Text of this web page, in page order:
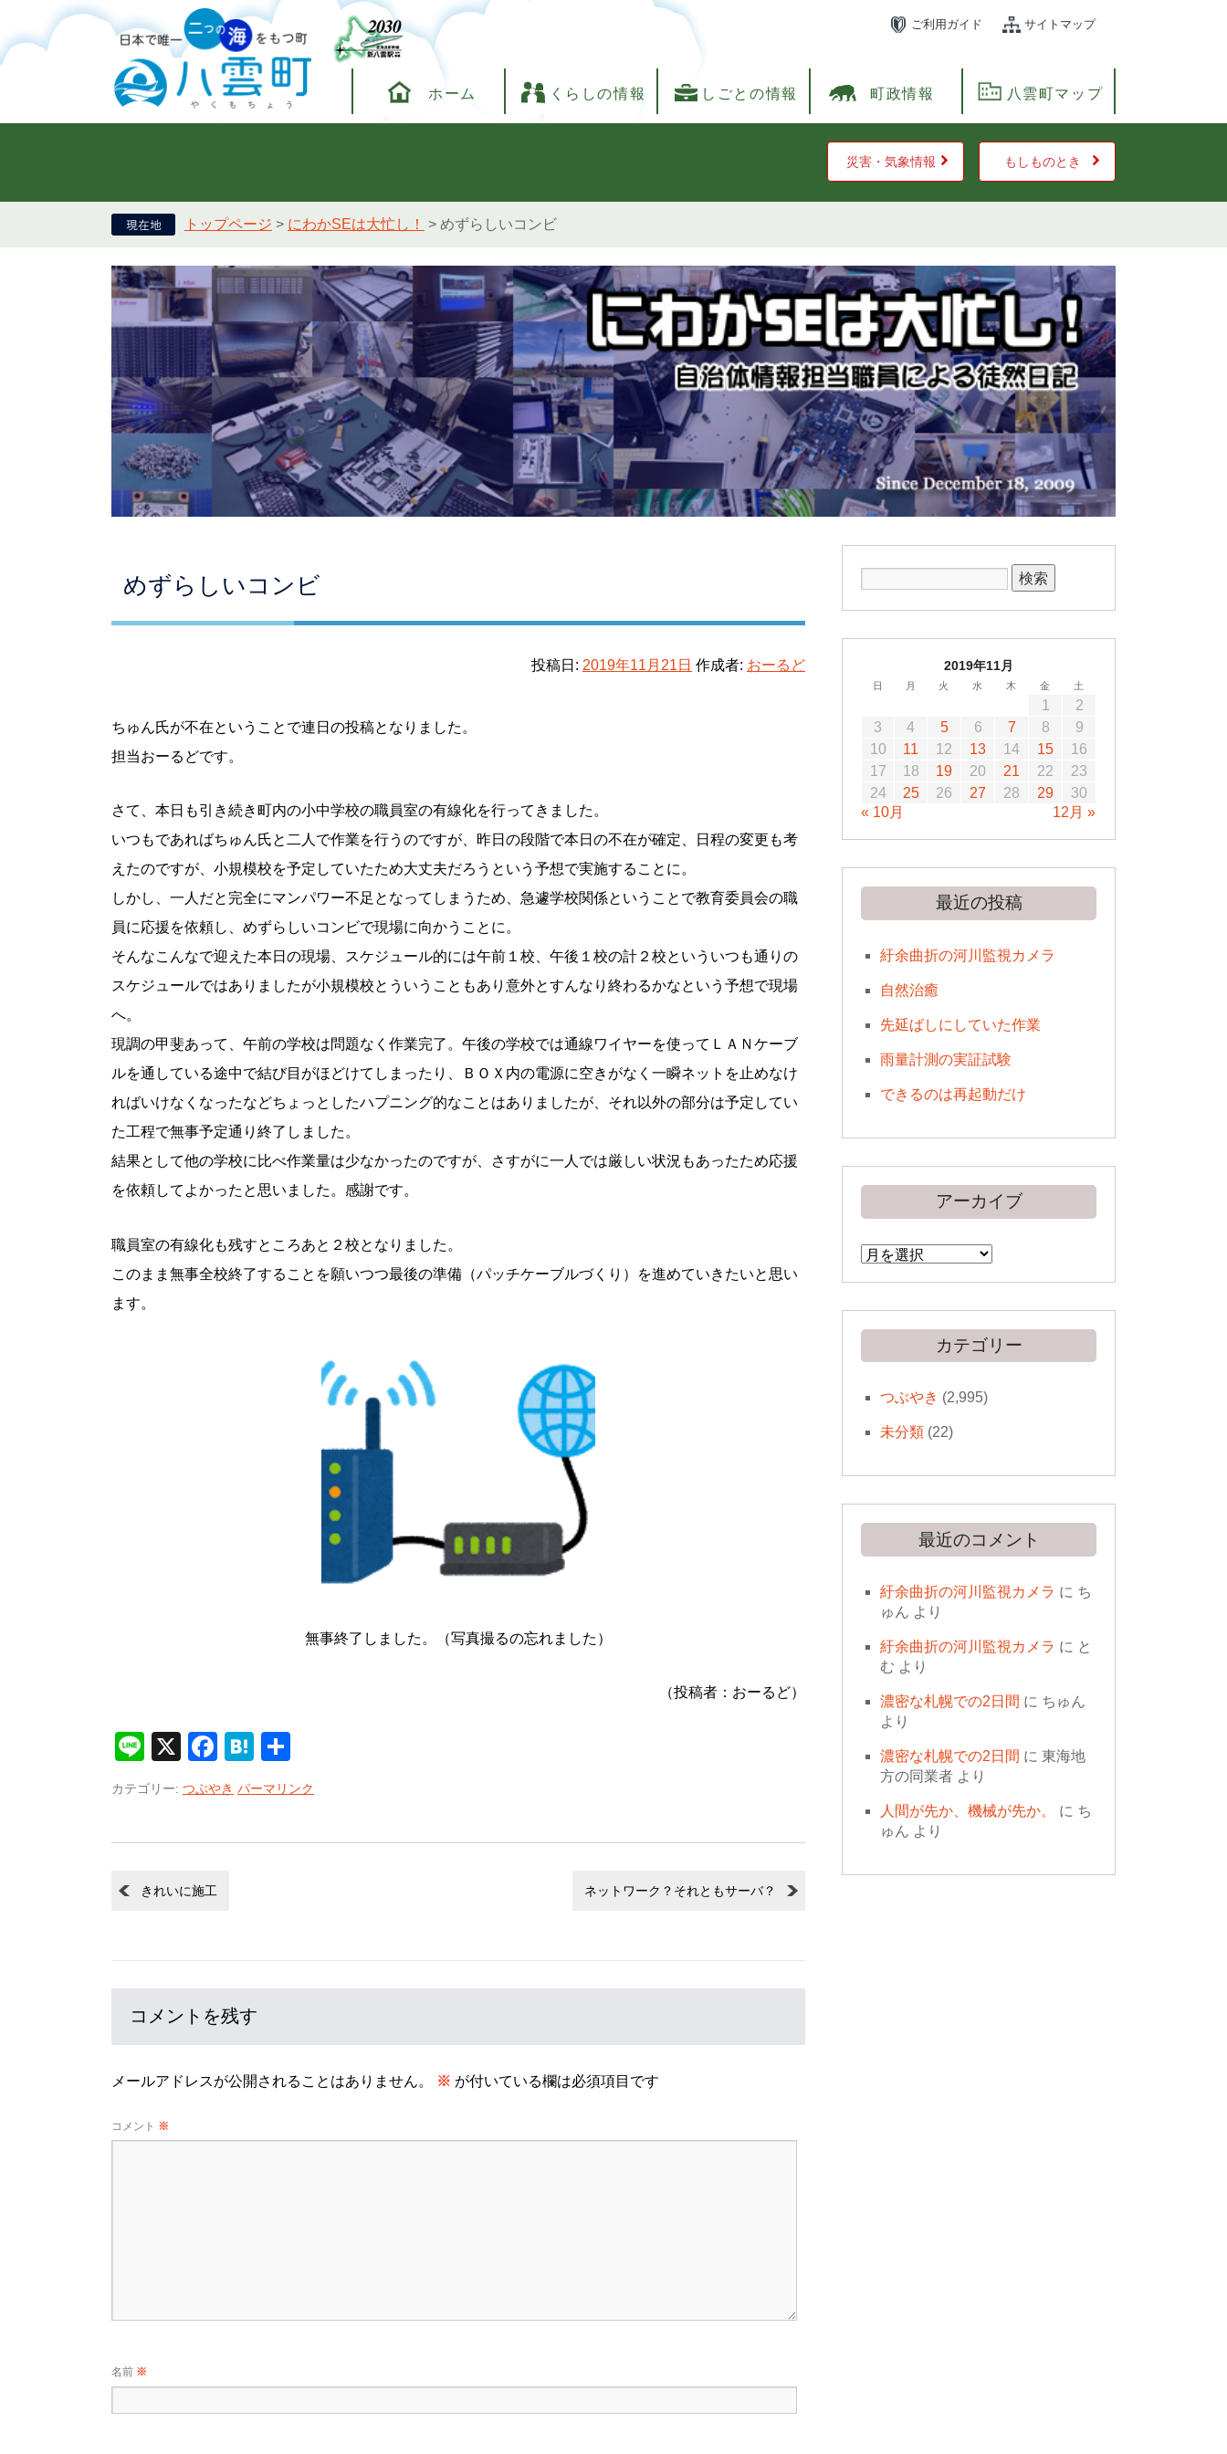
ご利用ガイド サイトマップ
ホーム くらしの情報 しごとの情報 町政情報 八雲町マップ
災害・気象情報 もしものとき
トップページ > にわかSEは大忙し！ > めずらしいコンビ
めずらしいコンビ
投稿日: 2019年11月21日 作成者: おーるど
ちゅん氏が不在ということで連日の投稿となりました。
担当おーるどです。
さて、本日も引き続き町内の小中学校の職員室の有線化を行ってきました。
いつもであればちゅん氏と二人で作業を行うのですが、昨日の段階で本日の不在が確定、日程の変更も考
えたのですが、小規模校を予定していたため大丈夫だろうという予想で実施することに。
しかし、一人だと完全にマンパワー不足となってしまうため、急遽学校関係ということで教育委員会の職
員に応援を依頼し、めずらしいコンビで現場に向かうことに。
そんなこんなで迎えた本日の現場、スケジュール的には午前１校、午後１校の計２校といういつも通りの
スケジュールではありましたが小規模校とういうこともあり意外とすんなり終わるかなという予想で現場
へ。
現調の甲斐あって、午前の学校は問題なく作業完了。午後の学校では通線ワイヤーを使ってＬＡＮケーブ
ルを通している途中で結び目がほどけてしまったり、ＢＯＸ内の電源に空きがなく一瞬ネットを止めなけ
ればいけなくなったなどちょっとしたハプニング的なことはありましたが、それ以外の部分は予定してい
た工程で無事予定通り終了しました。
結果として他の学校に比べ作業量は少なかったのですが、さすがに一人では厳しい状況もあったため応援
を依頼してよかったと思いました。感謝です。
職員室の有線化も残すところあと２校となりました。
このまま無事全校終了することを願いつつ最後の準備（パッチケーブルづくり）を進めていきたいと思い
ます。
無事終了しました。（写真撮るの忘れました）
（投稿者：おーるど）
Line
X Facebook
Hatena
有
カテゴリー: つぶやき パーマリンク
きれいに施工 ネットワーク？それともサーバ？
コメントを残す
メールアドレスが公開されることはありません。 ※ が付いている欄は必須項目です
コメント ※
名前 ※
2019年11月
日 月 火 水 木 金 土
1
2
3
4 5 6 7 8
9
10
11 12 13 14 15
16
17
18 19 20 21 22
23
24
25 26 27 28 29
30
« 10月
12月 »
最近の投稿
紆余曲折の河川監視カメラ
自然治癒
先延ばしにしていた作業
雨量計測の実証試験
できるのは再起動だけ
アーカイブ
ア
ー
カ
カテゴリー
つぶやき (2,995)
未分類(22)
最近のコメント
紆余曲折の河川監視カメラ に ち
ゅん より
紆余曲折の河川監視カメラ に と
む より
濃密な札幌での2日間 に ちゅん
より
濃密な札幌での2日間 に 東海地
方の同業者より
人間が先か、機械が先か。 に ち
ゅん より